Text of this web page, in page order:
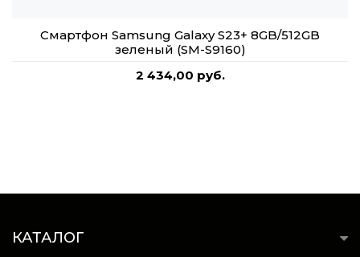
Смартфон Samsung Galaxy S23+ 8GB/512GB
зеленый (SM-S9160)
2 434,00 руб.
КАТАЛОГ